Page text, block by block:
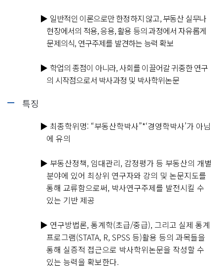
▶ 일반적인 이론으로만 한정하지 않고, 부동산 실무나
현장에서의 적용, 응용, 활용 등의 과정에서 자유롭게
문제의식, 연구주제를 발견하는 능력 확보
▶ 학업의 종점이 아니라, 사회를 이끌어갈 귀중한 연구
의 시작점으로서 박사과정 및 박사학위논문
특징
▶ 최종학위명: “부동산학박사”*‘경영학박사’가 아님
에 유의
▶ 부동산정책, 임대관리, 감정평가 등 부동산의 개별
분야에 있어 최상위 연구자와 강의 및 논문지도를
통해 교류함으로써, 박사연구주제를 발전시킬 수
있는 기반 제공
▶ 연구방법론, 통계학(초급/중급), 그리고 실제 통계
프로그램(STATA, R, SPSS 등)활용 등의 과목들을
통해 실증적 접근으로 박사학위논문을 작성할 수
있는 능력을 확보한다.